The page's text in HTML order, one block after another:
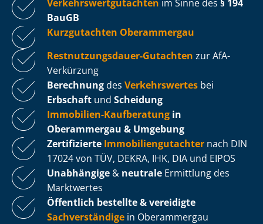
Ver­kehrs­wert­gut­ach­ten im Sinne des § 194
BauGB
Kurzgutachten Oberammergau
Rest­nut­zungs­dau­er-Gutachten zur AfA-
Verkürzung
Berechnung des Verkehrswertes bei
Erbschaft und Scheidung
Immobilien-Kaufberatung in
Oberammergau & Umgebung
Zertifizierte Im­mo­bi­li­en­gut­ach­ter nach DIN
17024 von TÜV, DEKRA, IHK, DIA und EIPOS
Unabhängige & neutrale Ermittlung des
Marktwertes
Öffentlich bestellte & vereidigte
Sachverständige in Oberammergau